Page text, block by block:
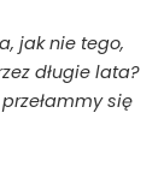
jak nie tego,
długie lata?
się